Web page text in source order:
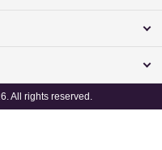
All rights reserved.